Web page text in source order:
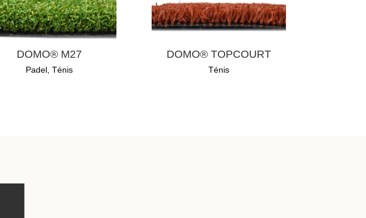
DOMO® M27
Padel ,Ténis
DOMO® TOPCOURT
Ténis